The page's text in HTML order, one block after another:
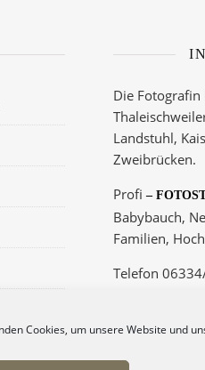
Cookies, um unsere Website und
Die
Landstuhl,
Zweibrücken.
Profi –
Babybauch,
Familien,
Telefon